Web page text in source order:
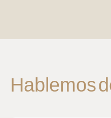
Hablemos